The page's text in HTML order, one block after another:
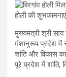
मुख्यमंत्री श्री
मंशानुरूप प्रदेश में
शांति और विकास
पूरे प्रदेश में शांति,